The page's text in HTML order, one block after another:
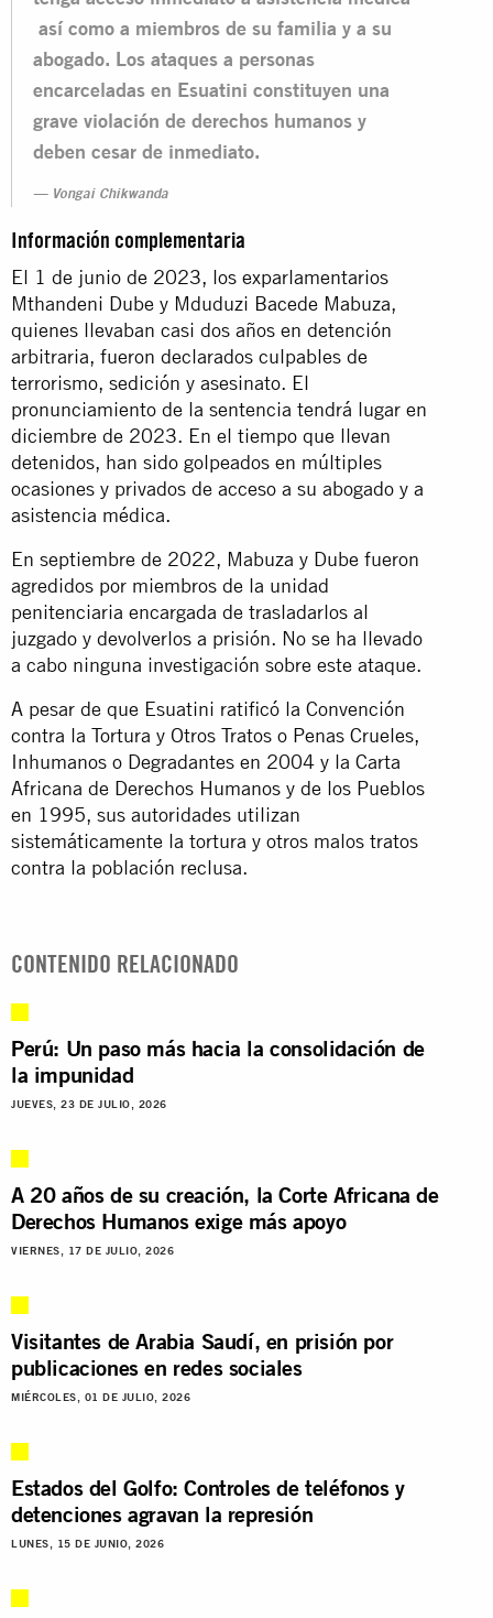
así como a miembros de su familia y a su
abogado. Los ataques a personas
encarceladas en Esuatini constituyen una
grave violación de derechos humanos y
deben cesar de inmediato.
Vongai Chikwanda
Información complementaria
El 1 de junio de 2023, los exparlamentarios
Mthandeni Dube y Mduduzi Bacede Mabuza,
quienes llevaban casi dos años en detención
arbitraria, fueron declarados culpables de
terrorismo, sedición y asesinato. El
pronunciamiento de la sentencia tendrá lugar en
diciembre de 2023. En el tiempo que llevan
detenidos, han sido golpeados en múltiples
ocasiones y privados de acceso a su abogado y a
asistencia médica.
En septiembre de 2022, Mabuza y Dube fueron
agredidos por miembros de la unidad
penitenciaria encargada de trasladarlos al
juzgado y devolverlos a prisión. No se ha llevado
a cabo ninguna investigación sobre este ataque.
A pesar de que Esuatini ratificó la Convención
contra la Tortura y Otros Tratos o Penas Crueles,
Inhumanos o Degradantes en 2004 y la Carta
Africana de Derechos Humanos y de los Pueblos
en 1995, sus autoridades utilizan
sistemáticamente la tortura y otros malos tratos
contra la población reclusa.
CONTENIDO RELACIONADO
Perú: Un paso más hacia la consolidación de
la impunidad
JUEVES, 23 DE JULIO, 2026
A 20 años de su creación, la Corte Africana de
Derechos Humanos exige más apoyo
VIERNES, 17 DE JULIO, 2026
Visitantes de Arabia Saudí, en prisión por
publicaciones en redes sociales
MIÉRCOLES, 01 DE JULIO, 2026
Estados del Golfo: Controles de teléfonos y
detenciones agravan la represión
LUNES, 15 DE JUNIO, 2026